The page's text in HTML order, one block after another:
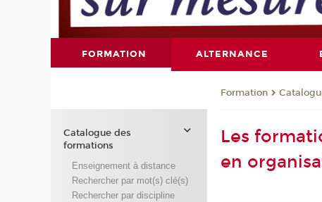
FORMATION ALTERNANCE
Formation
Les
en
Catalogue des
formations
Enseignement à distance
Rechercher par mot(s) clé(s)
Rechercher par discipline